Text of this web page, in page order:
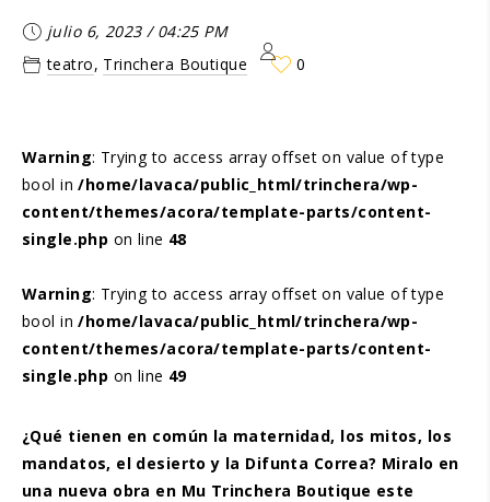
julio 6, 2023/04:25 PM
teatro, Trinchera Boutique 0
Warning: Trying to access array offset on value of type
bool in/home/lavaca/public_html/trinchera/wp-
content/themes/acora/template-parts/content-
single.php on line 48
Warning: Trying to access array offset on value of type
bool in/home/lavaca/public_html/trinchera/wp-
content/themes/acora/template-parts/content-
single.php on line 49
¿Qué tienen en común la maternidad, los mitos, los
mandatos, el desierto y la Difunta Correa? Miralo en
una nueva obra en Mu Trinchera Boutique este